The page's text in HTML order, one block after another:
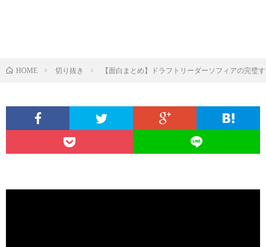
HOME 切り抜き 【面白まとめ】ドラフトリーダーソフィアの完